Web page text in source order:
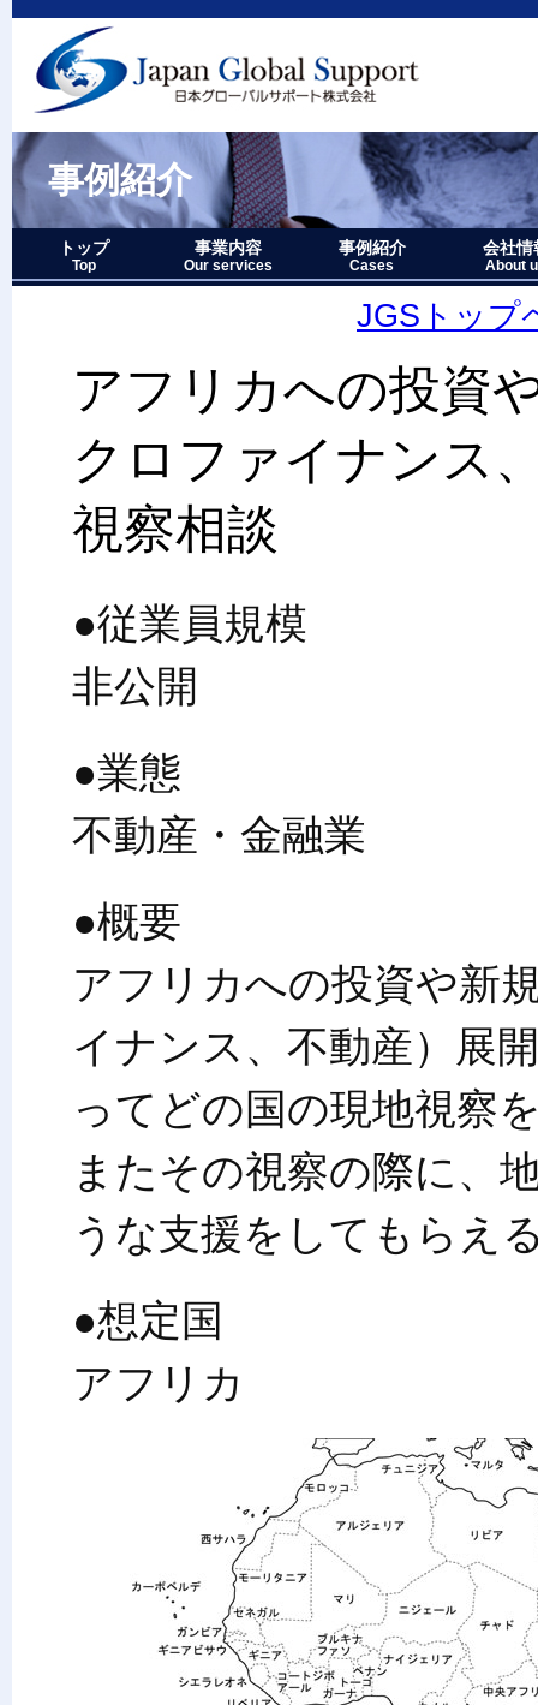
事例紹介
トップ
Top
事業内容
Our services
事例紹介
Cases
事例紹介－全件表示
アジア・オセアニア地域
北中南米地域
ヨーロッパ地域
中近東・アフリカ地域
その他複合地域
会社情
About
会社情報
アクセス
沿革
企業理念
代表者略歴
経営七か条
当社のロ
JGSトップ
アフリカへの投資
クロファイナンス
視察相談
●従業員規模
非公開
●業態
不動産・金融業
●概要
アフリカへの投資や新
イナンス、不動産）展
ってどの国の現地視察
またその視察の際に、
うな支援をしてもらえ
●想定国
アフリカ